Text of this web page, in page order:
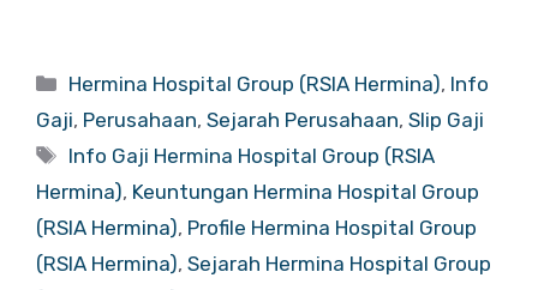
Categories
Hermina Hospital Group (RSIA Hermina), Info
Gaji, Perusahaan, Sejarah Perusahaan, Slip Gaji
Tags
Info Gaji Hermina Hospital Group (RSIA
Hermina), Keuntungan Hermina Hospital Group
(RSIA Hermina), Profile Hermina Hospital Group
(RSIA Hermina), Sejarah Hermina Hospital Group